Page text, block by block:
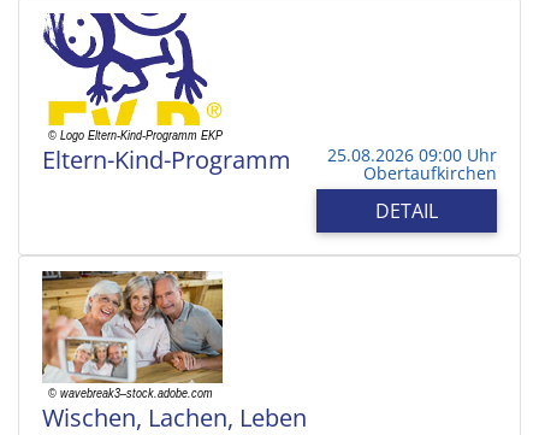
Eltern-Kind-Programm 25.08.2026 09:00 Uhr
Obertaufkirchen
DETAIL
Wischen, Lachen, Leben